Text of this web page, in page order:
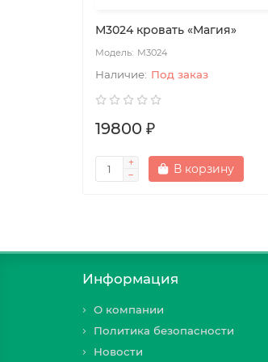
М3024 кровать «Магия»
М3024
Под заказ
19800 ₽
В корзину
Информация
О компании
Политика безопасности
Новости